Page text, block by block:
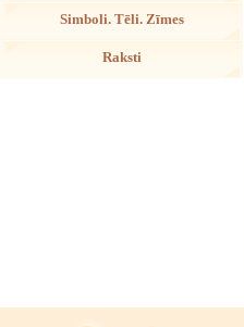
Simboli. Tēli. Zīmes
Raksti